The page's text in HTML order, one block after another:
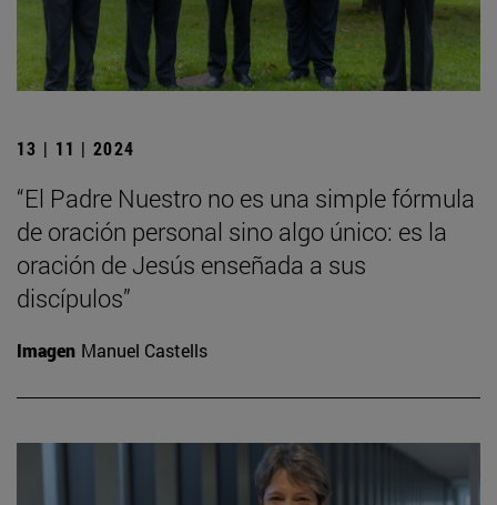
13 | 11 | 2024
“El Padre Nuestro no es una simple fórmula
de oración personal sino algo único: es la
oración de Jesús enseñada a sus
discípulos”
Imagen Manuel Castells